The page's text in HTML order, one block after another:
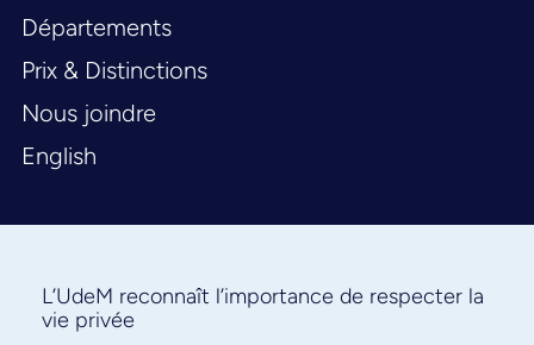
Départements
Prix & Distinctions
Nous joindre
English
L’UdeM reconnaît l’importance de respecter la
vie privée